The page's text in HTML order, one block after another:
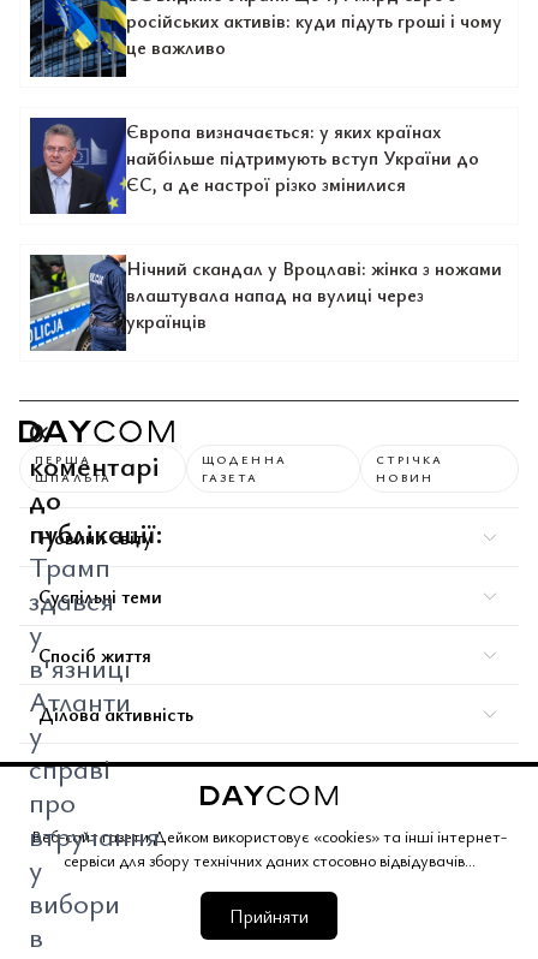
Веб-сайт газети Дейком використовує «cookies» та інші інтернет-
сервіси для збору технічних даних стосовно відвідувачів...
Прийняти
російських активів: куди підуть гроші і чому
це важливо
Європа визначається: у яких країнах
найбільше підтримують вступ України до
ЄС, а де настрої різко змінилися
Нічний скандал у Вроцлаві: жінка з ножами
влаштувала напад на вулиці через
українців
0
коментарі
до
публікації:
Трамп
здався
у
в'язниці
Атланти
у
справі
про
втручання
у
вибори
в
ПЕРША
ШПАЛЬТА
ЩОДЕННА
ГАЗЕТА
СТРІЧКА
НОВИН
Новини світу
Суспільні теми
Спосіб життя
Ділова активність
Більше новин
Додатково
Керувати моїм обліковим записом